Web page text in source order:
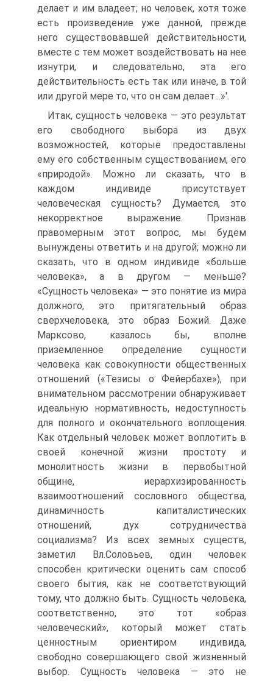
делает и им владеет; но человек, хотя тоже
есть произведение уже данной, прежде
него существовавшей действительности,
вместе с тем может воздействовать на нее
изнутри, и следовательно, эта его
действительность есть так или иначе, в той
или другой мере то, что он сам делает...»'.
Итак, сущность человека — это результат
его свободного выбора из двух
возможностей, которые предоставлены
ему его собственным существованием, его
«природой». Можно ли сказать, что в
каждом индивиде присутствует
человеческая сущность? Думается, это
некорректное выражение. Признав
правомерным этот вопрос, мы будем
вынуждены ответить и на другой; можно ли
сказать, что в одном индивиде «больше
человека», а в другом — меньше?
«Сущность человека» — это понятие из мира
должного, это притягательный образ
сверхчеловека, это образ Божий. Даже
Марксово, казалось бы, вполне
приземленное определение сущности
человека как совокупности общественных
отношений («Тезисы о Фейербахе»), при
внимательном рассмотрении обнаруживает
идеальную нормативность, недоступность
для полного и окончательного воплощения.
Как отдельный человек может воплотить в
своей конечной жизни простоту и
монолитность жизни в первобытной
общине, иерархизированность
взаимоотношений сословного общества,
динамичность капиталистических
отношений, дух сотрудничества
социализма? Из всех земных существ,
заметил Вл.Соловьев, один человек
способен критически оценить сам способ
своего бытия, как не соответствующий
тому, что должно быть. Сущность человека,
соответственно, это тот «образ
человеческий», который может стать
ценностным ориентиром индивида,
свободно совершающего свой жизненный
выбор. Сущность человека — это не